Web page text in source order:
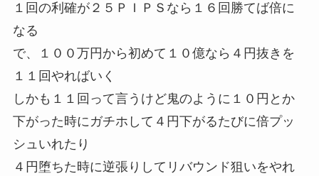
１回の利確が２５ＰＩＰＳなら１６回勝てば倍に
なる
で、１００万円から初めて１０億なら４円抜きを
１１回やればいく
しかも１１回って言うけど鬼のように１０円とか
下がった時にガチホして４円下がるたびに倍プッ
シュいれたり
４円堕ちた時に逆張りしてリバウンド狙いをやれ